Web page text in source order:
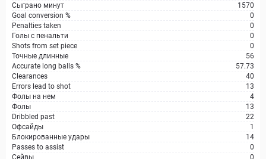
Сыграно минут
1570
Goal conversion %
0
Penalties taken
0
Голы с пенальти
0
Shots from set piece
0
Точные длинные
56
Accurate long balls %
57.73
Clearances
40
Errors lead to shot
13
Фолы на нем
4
Фолы
13
Dribbled past
22
Офсайды
1
Блокированные удары
14
Passes to assist
0
Сейвы
0